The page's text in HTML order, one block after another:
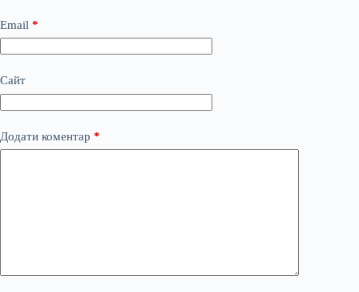
Email *
Сайт
Додати коментар *